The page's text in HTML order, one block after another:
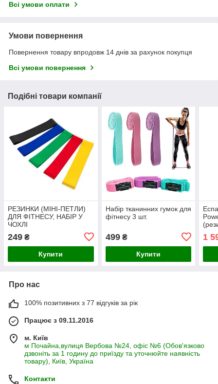
Всі умови оплати
Умови повернення
Повернення товару впродовж 14 днів за рахунок покупця
Всі умови повернення
Подібні товари компанії
РЕЗИНКИ (МІНІ-ПЕТЛИ)
ДЛЯ ФІТНЕСУ, НАБІР У
ЧОХЛІ
249 ₴
Купити
Набір тканинних гумок для
фітнесу 3 шт.
499₴
Купити
1
Про нас
100% позитивних з 77 відгуків за рік
Працює з 09.11.2016
м. Київ
м Почайна,вулиця Вербова №24, офіс №6 (Обов'язково
дзвоніть за 1 годину до приїзду та уточнюйте наявність
товару), Київ, Україна
Контакти